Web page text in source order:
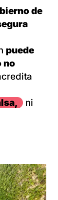
de
puede
no
ni